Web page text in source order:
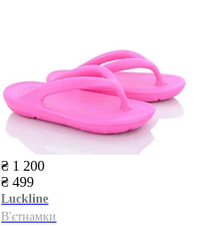
₴ 1 200
₴ 499
Luckline
В'єтнамки